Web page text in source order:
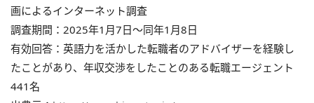
画によるインターネット調査
調査期間：2025年1月7日～同年1月8日
有効回答：英語力を活かした転職者のアドバイザーを経験し
たことがあり、年収交渉をしたことのある転職エージェント
441名